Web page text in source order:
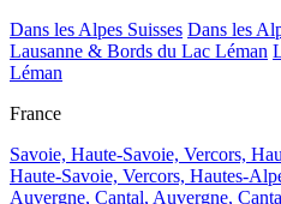
Dans les Alpes Suisses Dans les
Lausanne & Bords du Lac Léman
Léman
France
Savoie, Haute-Savoie, Vercors,
Haute-Savoie, Vercors, Hautes-
Auvergne, Cantal, Auvergne,